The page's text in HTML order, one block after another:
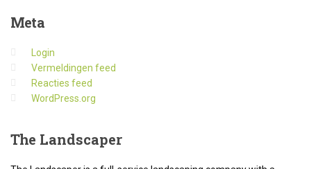
Meta
Login
Vermeldingen feed
Reacties feed
WordPress.org
The Landscaper